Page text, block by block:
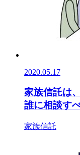
2020.05.17
家族信託は
誰に相談す
家族信託